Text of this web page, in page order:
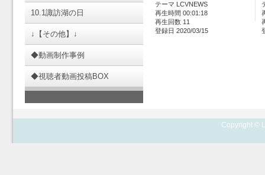
10.1諏訪湖の日
↓【その他】↓
◆動画制作事例
◆視聴者動画投稿BOX
テーマ LCVNEWS
再生時間 00:01:18
再生回数 11
登録日 2020/03/15
Copyright ©